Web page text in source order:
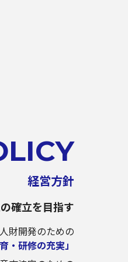
経営方針
確立を目指す
財開発のための
育・研修の充実」